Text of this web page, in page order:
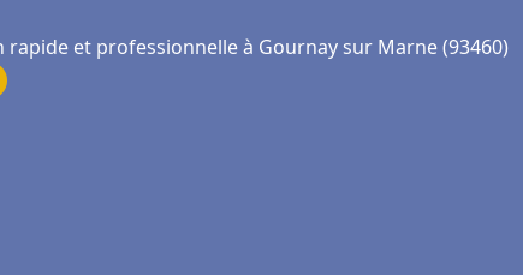
et professionnelle à Gournay sur Marne (93460)